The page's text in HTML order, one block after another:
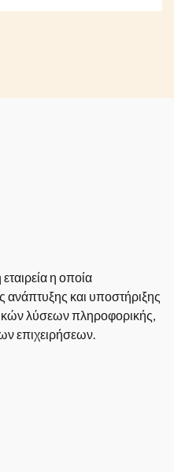
η οποία
ανάπτυξης και υποστήριξης
λύσεων πληροφορικής,
επιχειρήσεων.